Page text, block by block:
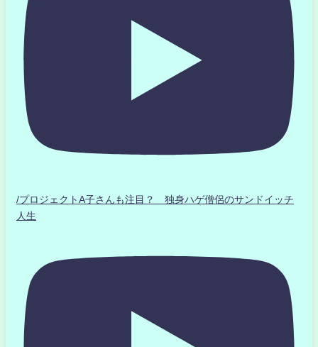
/プロジェクトA子さんも注目？ 独身ハゲ僧侶のサンドイッチ
人生